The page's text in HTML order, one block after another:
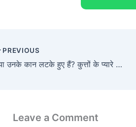
PREVIOUS
क्या उनके कान लटके हुए हैं? कुत्तों के प्यारे लटके हुए कानों का आनुवंशिकी
Leave a Comment